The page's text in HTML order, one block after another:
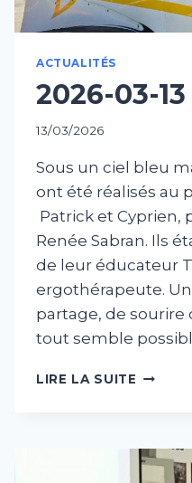
ACTUALITÉS
2026-03-
13/03/2026
Sous un ciel bleu
ont été réalisés au
Patrick et Cyprien,
Renée Sabran. Ils
de leur éducateur
ergothérapeute.
partage, de sourire
tout semble
LIRE LA SUITE 2026-